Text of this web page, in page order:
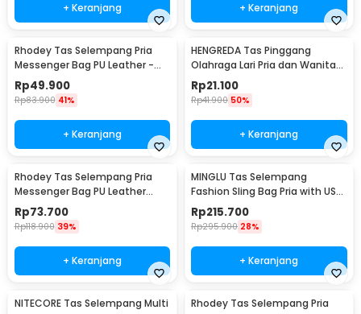
+ Keranjang + Keranjang
Rhodey Tas Selempang Pria
Messenger Bag PU Leather -
18062
Rp49.900
Rp83.900 41%
+ Keranjang
HENGREDA Tas Pinggang
Olahraga Lari Pria dan Wanita
Running Waist Bag - TM572
Rp21.100
Rp41.900 50%
+ Keranjang
Rhodey Tas Selempang Pria
Messenger Bag PU Leather
dengan Dompet - 9066
Rp73.700
Rp118.900 39%
+ Keranjang
MINGLU Tas Selempang
Fashion Sling Bag Pria with USB
Charger Slot - ML1454
Rp215.700
Rp295.900 28%
+ Keranjang
NITECORE Tas Selempang Multi
Rhodey Tas Selempang Pria